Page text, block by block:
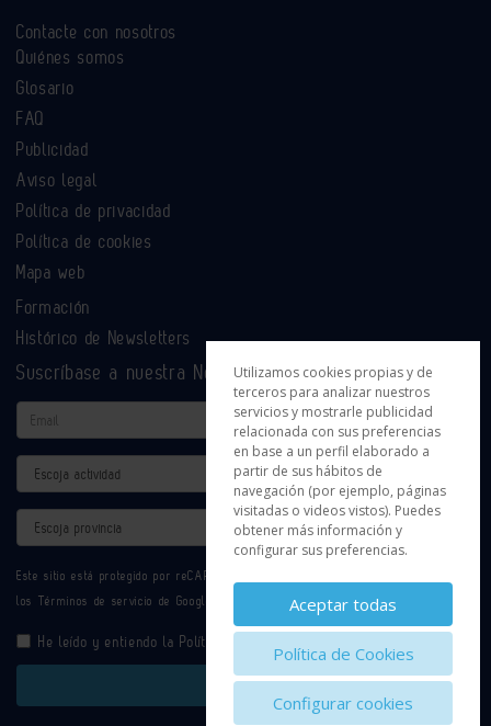
Contacte con nosotros
Quiénes somos
Glosario
FAQ
Publicidad
Aviso legal
Política de privacidad
Política de cookies
Mapa web
Formación
Histórico de Newsletters
Suscríbase a nuestra Newsletter
Email
Actividad
Provincia
Este sitio está protegido por reCAPTCHA y se aplican la
los Términos de servicio de Google.
He leído y entiendo la Política de Privacidad
Enviar
Utilizamos cookies propias y de
terceros para analizar nuestros
servicios y mostrarle publicidad
relacionada con sus preferencias
en base a un perfil elaborado a
partir de sus hábitos de
navegación (por ejemplo, páginas
visitadas o videos vistos). Puedes
obtener más información y
configurar sus preferencias.
Aceptar todas
Política de Cookies
Configurar cookies